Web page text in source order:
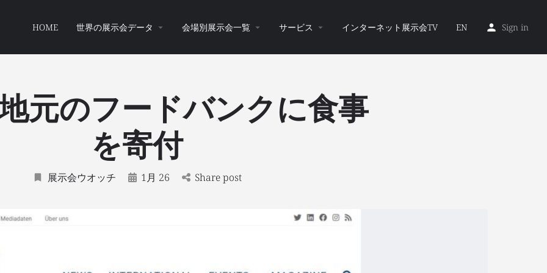
HOME 世界の展示会データ 会場別展示会一覧 サービス インターネット展示会TV EN Sign in
元のフードバンクに食事
を寄付
展示会ウオッチ 1月 26 Share post